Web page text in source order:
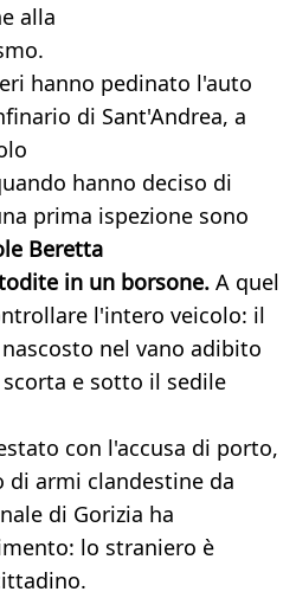
alla
hanno pedinato l'auto
di Sant'Andrea, a
hanno deciso di
prima ispezione sono
Beretta
in un borsone. A quel
l'intero veicolo: il
nel vano adibito
e sotto il sedile
con l'accusa di porto,
di armi clandestine da
di Gorizia ha
lo straniero è